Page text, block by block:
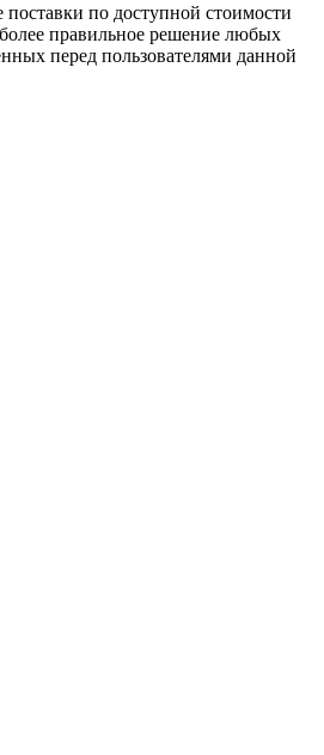
по доступной стоимости
правильное решение любых
перед пользователями данной